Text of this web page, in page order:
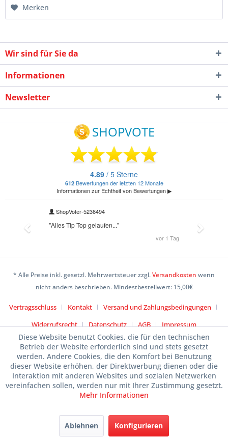
Merken
Wir sind für Sie da
Informationen
Newsletter
* Alle Preise inkl. gesetzl. Mehrwertsteuer zzgl.Versandkosten wenn
nicht anders beschrieben. Mindestbestellwert: 15,00€
Vertragsschluss Kontakt
Versand und Zahlungsbedingungen
Widerrufsrecht
Datenschutz AGB Impressum
Diese Website benutzt Cookies, die für den technischen
Betrieb der Website erforderlich sind und stets gesetzt
werden. Andere Cookies, die den Komfort bei Benutzung
dieser Website erhöhen, der Direktwerbung dienen oder die
Interaktion mit anderen Websites und sozialen Netzwerken
vereinfachen sollen, werden nur mit Ihrer Zustimmung gesetzt.
Mehr Informationen
Ablehnen Konfigurieren